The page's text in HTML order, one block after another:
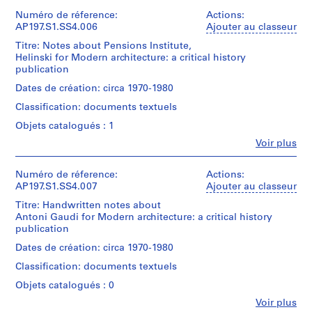
o
U
n
e
r
i
t
y
C
o
m
b
Objets
ARCH278999
Letter
from
Neurath
about
"Modern
Architecture:
A
Critical
History"
Translations
Classification:
textuels
de
Kenneth
Numéro
de
chemise:
010-
004
d'Architecture/
Canadian
Centre
for
Architecture,
Gift
of
Frampton
Kenneth
Frampton
Numéro
de
chemise:
197-
005
Collation:
1
document
Mention
de
Kenneth
Frampton
fonds
Centre
d'Architecture/
Canadian
Centre
for
Architecture,
Gift
of
Frampton
institutions:
Kenneth
(archive
creator)
Quantité
Type
d’objet:
Collation:
1
document
Mention
de
Kenneth
Frampton
fonds
Actions:
Ajouter au classeur
Voir plus
Numéro de réference:
AP197.S1.SS4.006
Titre: Notes about Pensions Institute,
Helinski for Modern architecture: a critical history
publication
Dates de création: circa 1970-1980
Classification: documents textuels
Objets catalogués : 1
institutions:
Kenneth
(archive
creator)
Quantité
Type
d’objet:
Actions:
Ajouter au classeur
Voir plus
Numéro de réference:
AP197.S1.SS4.007
Titre: Handwritten notes about
Antoni Gaudi for Modern architecture: a critical history
publication
Dates de création: circa 1970-1980
Classification: documents textuels
Objets catalogués : 0